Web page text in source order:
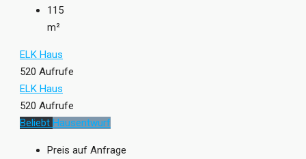
115
m²
ELK Haus
520 Aufrufe
ELK Haus
520 Aufrufe
Beliebt Hausentwurf
Preis auf Anfrage